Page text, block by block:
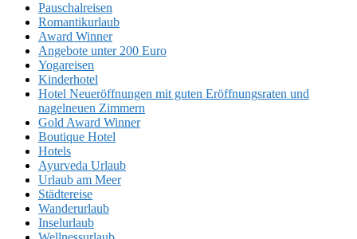
Pauschalreisen
Romantikurlaub
Award Winner
Angebote unter 200 Euro
Yogareisen
Kinderhotel
Hotel Neueröffnungen mit guten Eröffnungsraten und
nagelneuen Zimmern
Gold Award Winner
Boutique Hotel
Hotels
Ayurveda Urlaub
Urlaub am Meer
Städtereise
Wanderurlaub
Inselurlaub